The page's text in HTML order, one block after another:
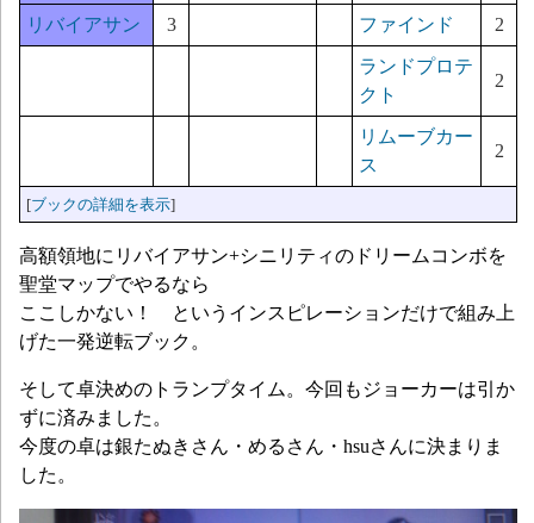
リバイアサン 3 ファインド 2
ランドプロテ
クト
2
リムーブカー
ス
2
[ブックの詳細を表示]
高額領地にリバイアサン+シニリティのドリームコンボを
聖堂マップでやるなら
ここしかない！ というインスピレーションだけで組み上
げた一発逆転ブック。
そして卓決めのトランプタイム。今回もジョーカーは引か
ずに済みました。
今度の卓は銀たぬきさん・めるさん・hsuさんに決まりま
した。